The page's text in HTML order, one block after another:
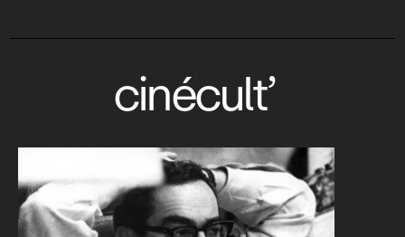
cinécult’